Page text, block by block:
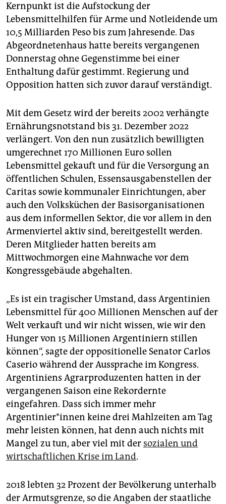
genossenschaft
epaper login
Kernpunkt ist die Aufstockung der
Lebensmittelhilfen für Arme und Notleidende um
10,5 Milliarden Peso bis zum Jahresende. Das
Abgeordnetenhaus hatte bereits vergangenen
Donnerstag ohne Gegenstimme bei einer
Enthaltung dafür gestimmt. Regierung und
Opposition hatten sich zuvor darauf verständigt.
Mit dem Gesetz wird der bereits 2002 verhängte
Ernährungsnotstand bis 31. Dezember 2022
verlängert. Von den nun zusätzlich bewilligten
umgerechnet 170 Millionen Euro sollen
Lebensmittel gekauft und für die Versorgung an
öffentlichen Schulen, Essensausgabenstellen der
Caritas sowie kommunaler Einrichtungen, aber
auch den Volksküchen der Basisorganisationen
aus dem informellen Sektor, die vor allem in den
Armenviertel aktiv sind, bereitgestellt werden.
Deren Mitglieder hatten bereits am
Mittwochmorgen eine Mahnwache vor dem
Kongressgebäude abgehalten.
„Es ist ein tragischer Umstand, dass Argentinien
Lebensmittel für 400 Millionen Menschen auf der
Welt verkauft und wir nicht wissen, wie wir den
Hunger von 15 Millionen Argentiniern stillen
können“, sagte der oppositionelle Senator Carlos
Caserio während der Aussprache im Kongress.
Argentiniens Agrarproduzenten hatten in der
vergangenen Saison eine Rekordernte
eingefahren. Dass sich immer mehr
Argentinier*innen keine drei Mahlzeiten am Tag
mehr leisten können, hat denn auch nichts mit
Mangel zu tun, aber viel mit der sozialen und
wirtschaftlichen Krise im Land.
2018 lebten 32 Prozent der Bevölkerung unterhalb
der Armutsgrenze, so die Angaben der staatliche